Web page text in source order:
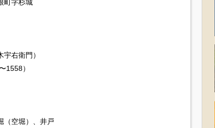
町字杉城
右衛門）
1558）
（空堀）、井戸